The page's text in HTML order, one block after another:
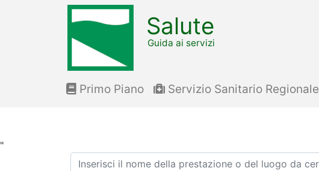
"
Salute
Guida ai servizi
Primo Piano Servizio Sanitario Regionale
Ricerca